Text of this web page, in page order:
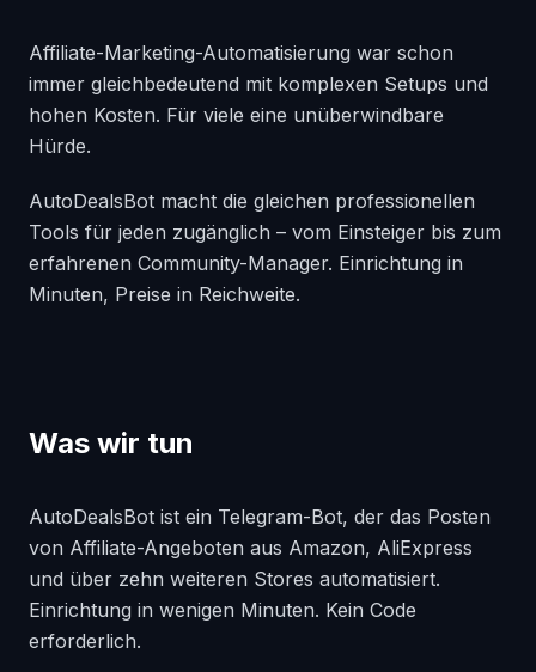
Affiliate-Marketing-Automatisierung war schon
immer gleichbedeutend mit komplexen Setups und
hohen Kosten. Für viele eine unüberwindbare
Hürde.
AutoDealsBot macht die gleichen professionellen
Tools für jeden zugänglich – vom Einsteiger bis zum
erfahrenen Community-Manager. Einrichtung in
Minuten, Preise in Reichweite.
Was wir tun
AutoDealsBot ist ein Telegram-Bot, der das Posten
von Affiliate-Angeboten aus Amazon, AliExpress
und über zehn weiteren Stores automatisiert.
Einrichtung in wenigen Minuten. Kein Code
erforderlich.